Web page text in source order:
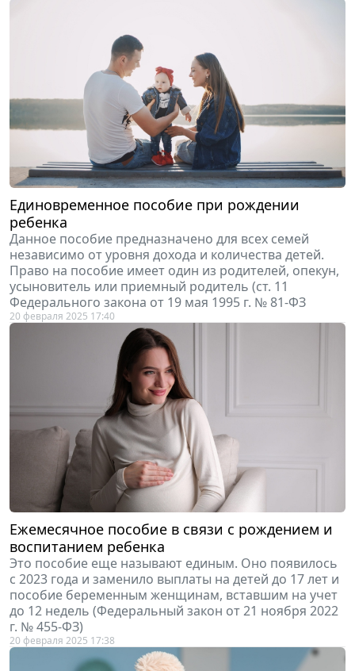
Единовременное пособие при рождении
ребенка
Данное пособие предназначено для всех семей
независимо от уровня дохода и количества детей.
Право на пособие имеет один из родителей, опекун,
усыновитель или приемный родитель (ст. 11
Федерального закона от 19 мая 1995 г. № 81-ФЗ
20 февраля 2025 17:40
Ежемесячное пособие в связи с рождением и
воспитанием ребенка
Это пособие еще называют единым. Оно появилось
с 2023 года и заменило выплаты на детей до 17 лет и
пособие беременным женщинам, вставшим на учет
до 12 недель (Федеральный закон от 21 ноября 2022
г. № 455-ФЗ)
20 февраля 2025 17:38